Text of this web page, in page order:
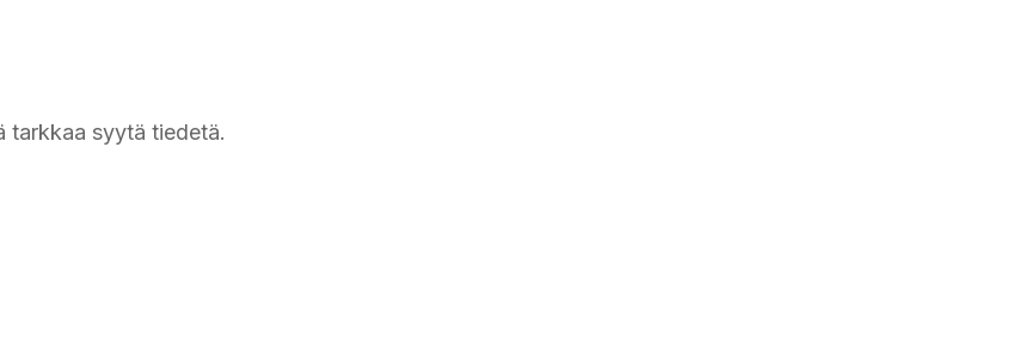
tarkkaa syytä tiedetä.